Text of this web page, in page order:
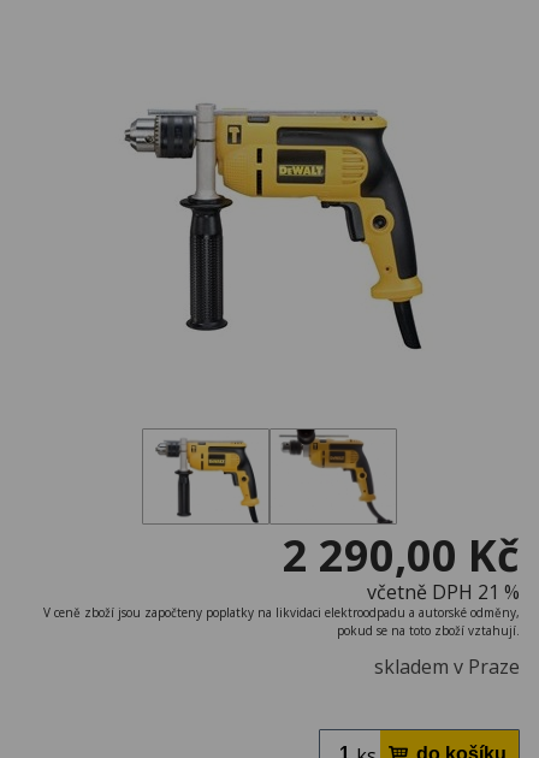
2 290,00 Kč
včetně DPH 21 %
V ceně zboží jsou započteny poplatky na likvidaci elektroodpadu a autorské odměny,
pokud se na toto zboží vztahují.
skladem v Praze